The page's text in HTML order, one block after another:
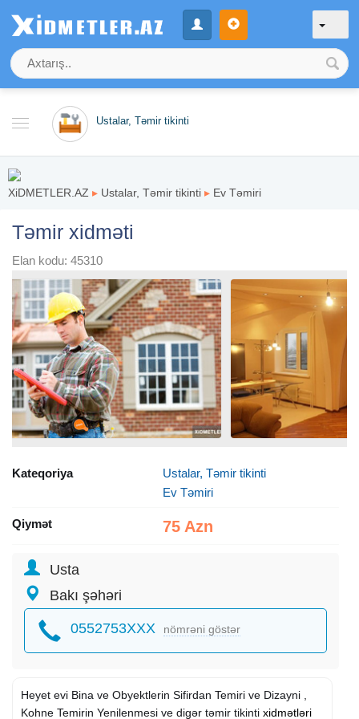
Ustalar, Təmir tikinti
XiDMETLER.AZ ▸ Ustalar, Təmir tikinti ▸ Ev Təmiri
Təmir xidməti
Elan kodu: 45310
Kateqoriya
Ustalar, Təmir tikinti
Ev Təmiri
Qiymət 75 Azn
Usta
Bakı şəhəri
0552753XXX nömrəni göstər
Heyet evi Bina ve Obyektlerin Sifirdan Temiri ve Dizayni ,
Kohne Temirin Yenilenmesi ve digər təmir tikinti xidmətləri